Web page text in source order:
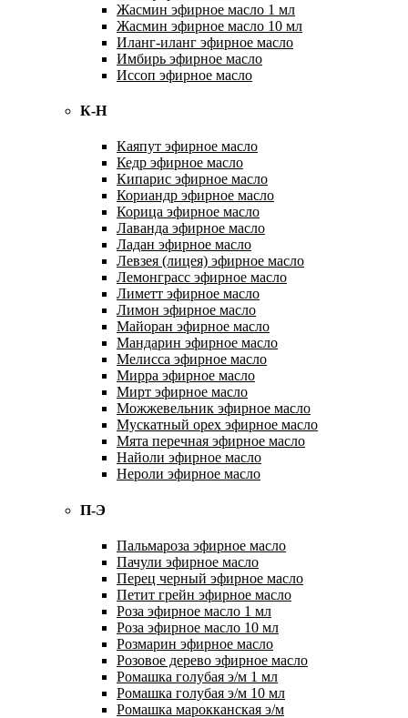
Жасмин эфирное масло 1 мл
Жасмин эфирное масло 10 мл
Иланг-иланг эфирное масло
Имбирь эфирное масло
Иссоп эфирное масло
К-Н
Каяпут эфирное масло
Кедр эфирное масло
Кипарис эфирное масло
Кориандр эфирное масло
Корица эфирное масло
Лаванда эфирное масло
Ладан эфирное масло
Левзея (лицея) эфирное масло
Лемонграсс эфирное масло
Лиметт эфирное масло
Лимон эфирное масло
Майоран эфирное масло
Мандарин эфирное масло
Мелисса эфирное масло
Мирра эфирное масло
Мирт эфирное масло
Можжевельник эфирное масло
Мускатный орех эфирное масло
Мята перечная эфирное масло
Найоли эфирное масло
Нероли эфирное масло
П-Э
Пальмароза эфирное масло
Пачули эфирное масло
Перец черный эфирное масло
Петит грейн эфирное масло
Роза эфирное масло 1 мл
Роза эфирное масло 10 мл
Розмарин эфирное масло
Розовое дерево эфирное масло
Ромашка голубая э/м 1 мл
Ромашка голубая э/м 10 мл
Ромашка марокканская э/м